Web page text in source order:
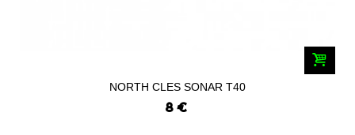
NORTH CLES SONAR T40
8 €